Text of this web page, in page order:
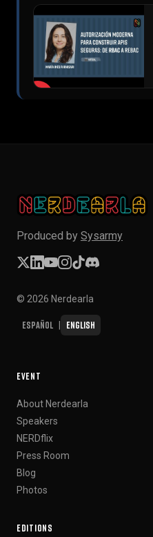
Produced by Sysarmy
© 2026 Nerdearla
Español English
EVENT
About Nerdearla
Speakers
NERDflix
Press Room
Blog
Photos
EDITIONS